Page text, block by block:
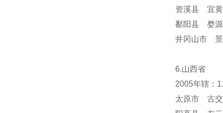
资溪县 宜
鄱阳县 婺
井冈山市 景
6.山西省
2005年辖：
太原市 古